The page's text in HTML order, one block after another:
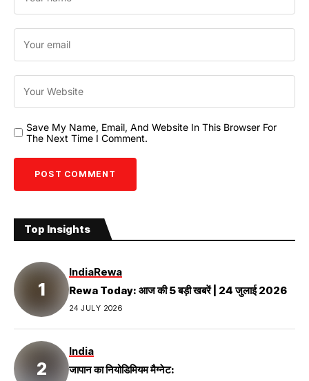
Save My Name, Email, And Website In This Browser For
The Next Time I Comment.
Top Insights
IndiaRewa
Rewa Today: आज की 5 बड़ी खबरें | 24 जुलाई 2026
24 JULY 2026
India
जापान का नियोडिमियम मैग्नेट: